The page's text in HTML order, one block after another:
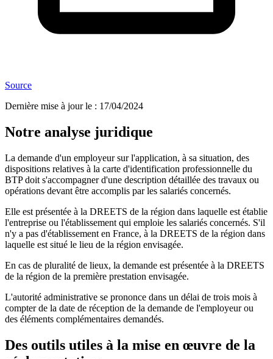
Source
Dernière mise à jour le : 17/04/2024
Notre analyse juridique
La demande d'un employeur sur l'application, à sa situation, des
dispositions relatives à la carte d'identification professionnelle du
BTP doit s'accompagner d'une description détaillée des travaux ou
opérations devant être accomplis par les salariés concernés.
Elle est présentée à la DREETS de la région dans laquelle est établie
l'entreprise ou l'établissement qui emploie les salariés concernés. S'il
n'y a pas d'établissement en France, à la DREETS de la région dans
laquelle est situé le lieu de la région envisagée.
En cas de pluralité de lieux, la demande est présentée à la DREETS
de la région de la première prestation envisagée.
L'autorité administrative se prononce dans un délai de trois mois à
compter de la date de réception de la demande de l'employeur ou
des éléments complémentaires demandés.
Des outils utiles à la mise en œuvre de la